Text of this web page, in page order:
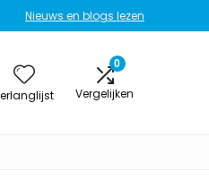
Nieuws en blogs lezen
0
Vergelijken